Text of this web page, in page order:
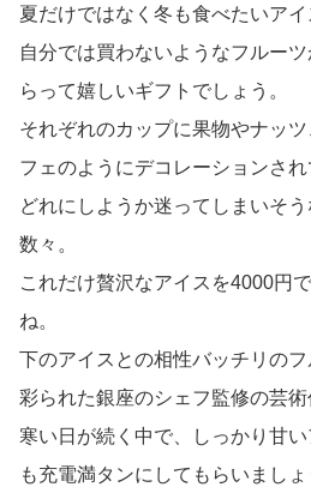
夏だけではなく冬も食べたいアイ
自分では買わないようなフルー
らって嬉しいギフトでしょう。
それぞれのカップに果物やナッ
フェのようにデコレーションされ
どれにしようか迷ってしまいそ
数々。
これだけ贅沢なアイスを4000円
ね。
下のアイスとの相性バッチリの
彩られた銀座のシェフ監修の芸術
寒い日が続く中で、しっかり甘
も充電満タンにしてもらいましょ